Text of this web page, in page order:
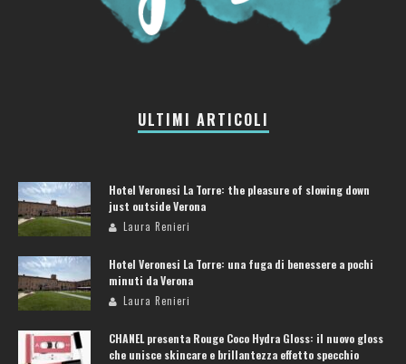
ULTIMI ARTICOLI
Hotel Veronesi La Torre: the pleasure of slowing down
just outside Verona
Laura Renieri
Hotel Veronesi La Torre: una fuga di benessere a pochi
minuti da Verona
Laura Renieri
CHANEL presenta Rouge Coco Hydra Gloss: il nuovo gloss
che unisce skincare e brillantezza effetto specchio